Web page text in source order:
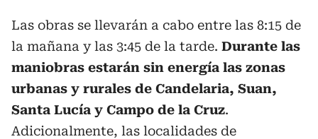
Las obras se llevarán a cabo entre las 8:15 de
la mañana y las 3:45 de la tarde. Durante las
maniobras estarán sin energía las zonas
urbanas y rurales de Candelaria, Suan,
Santa Lucía y Campo de la Cruz.
Adicionalmente, las localidades de